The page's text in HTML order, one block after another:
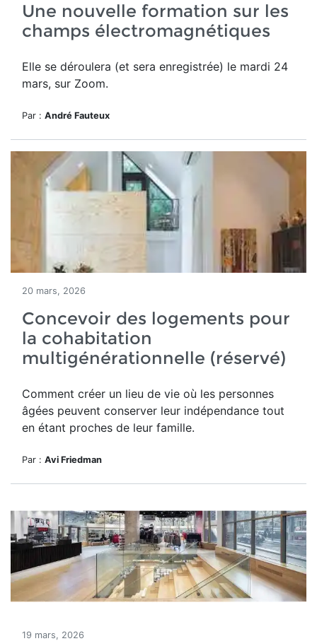
Une nouvelle formation sur les
champs électromagnétiques
Elle se déroulera (et sera enregistrée) le mardi 24
mars, sur Zoom.
Par : André Fauteux
20 mars, 2026
Concevoir des logements pour
la cohabitation
multigénérationnelle (réservé)
Comment créer un lieu de vie où les personnes
âgées peuvent conserver leur indépendance tout
en étant proches de leur famille.
Par : Avi Friedman
19 mars, 2026